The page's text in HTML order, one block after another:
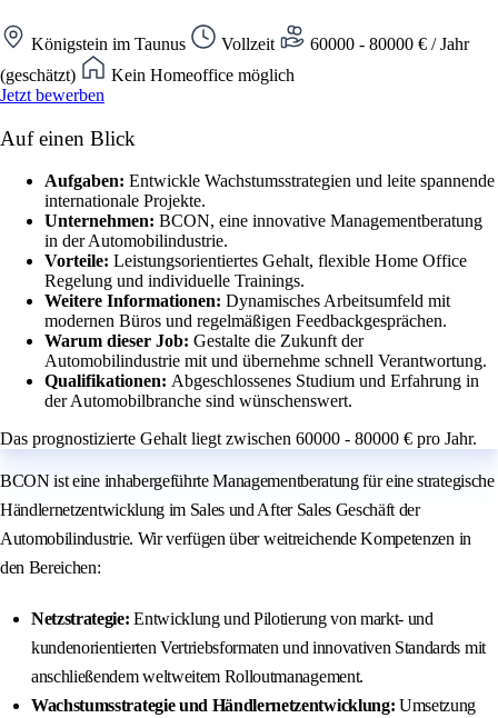
Königstein im Taunus Vollzeit
60000 - 80000 € / Jahr
(geschätzt)
Kein Homeoffice möglich
Jetzt bewerben
Auf einen Blick
Aufgaben: Entwickle Wachstumsstrategien und leite spannende
internationale Projekte.
Unternehmen: BCON, eine innovative Managementberatung
in der Automobilindustrie.
Vorteile: Leistungsorientiertes Gehalt, flexible Home Office
Regelung und individuelle Trainings.
Weitere Informationen: Dynamisches Arbeitsumfeld mit
modernen Büros und regelmäßigen Feedbackgesprächen.
Warum dieser Job: Gestalte die Zukunft der
Automobilindustrie mit und übernehme schnell Verantwortung.
Qualifikationen: Abgeschlossenes Studium und Erfahrung in
der Automobilbranche sind wünschenswert.
Das prognostizierte Gehalt liegt zwischen 60000 - 80000 € pro Jahr.
BCON ist eine inhabergeführte Managementberatung für eine strategische
Händlernetzentwicklung im Sales und After Sales Geschäft der
Automobilindustrie. Wir verfügen über weitreichende Kompetenzen in
den Bereichen:
Netzstrategie: Entwicklung und Pilotierung von markt- und
kundenorientierten Vertriebsformaten und innovativen Standards mit
anschließendem weltweitem Rolloutmanagement.
Wachstumsstrategie und Händlernetzentwicklung: Umsetzung